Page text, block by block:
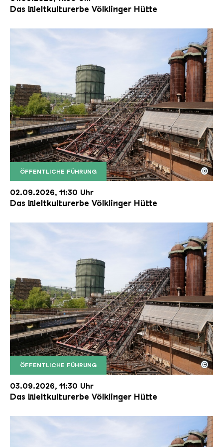
Das Weltkulturerbe Völklinger Hütte
ÖFFENTLICHE FÜHRUNG
Der Erzschrägaufzug der Völklinger Hütte mit
Copyright: Weltkulturerbe Völklinger Hütte | Karl
©
02.09.2026, 11:30 Uhr
Das Weltkulturerbe Völklinger Hütte
ÖFFENTLICHE FÜHRUNG
Der Erzschrägaufzug der Völklinger Hütte mit
Copyright: Weltkulturerbe Völklinger Hütte | Karl
©
03.09.2026, 11:30 Uhr
Das Weltkulturerbe Völklinger Hütte